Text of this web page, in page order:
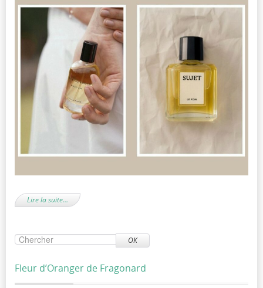
Lire la suite…
OK
Fleur d’Oranger de Fragonard